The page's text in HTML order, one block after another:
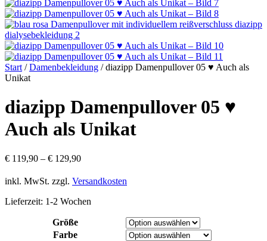
Start /Damenbekleidung /diazipp Damenpullover 05 ♥ Auch als
Unikat
diazipp Damenpullover 05 ♥
Auch als Unikat
€ 119,90 – € 129,90
inkl. MwSt. zzgl. Versandkosten
Lieferzeit: 1-2 Wochen
Größe
Farbe